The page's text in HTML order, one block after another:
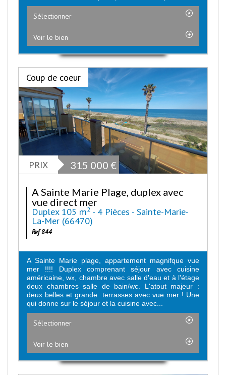
Sélectionner
Voir le bien
Coup de coeur
PRIX 315 000 €
A Sainte Marie Plage, duplex avec
vue direct mer
Duplex 105 m² - 4 Pièces - Sainte-Marie-
La-Mer (66470)
Ref 844
A Sainte Marie plage, appartement magnifque vue
mer !!!! Duplex comprenant séjour avec cuisine
américaine, wx, chambre avec salle d'eau et à l'étage
deux chambres salle de bain/wc. L'atout majeur :
deux belles et grande terrasses avec vue mer ! Une
qui donne sur le séjour et la cuisine avec...
Sélectionner
Voir le bien